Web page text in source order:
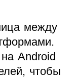
между
Android
чтобы